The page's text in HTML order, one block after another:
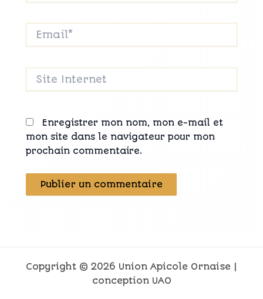
Email*
Site
Internet
Enregistrer mon nom, mon e-mail et
mon site dans le navigateur pour mon
prochain commentaire.
Copyright © 2026 Union Apicole Ornaise |
conception UAO